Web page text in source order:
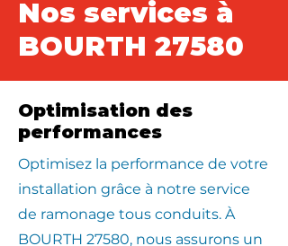
Nos services à
BOURTH 27580
Optimisation des
performances
Optimisez la performance de votre
installation grâce à notre service
de ramonage tous conduits. À
BOURTH 27580, nous assurons un